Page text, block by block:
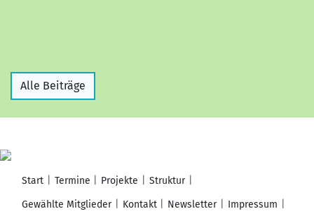
Alle Beiträge
Start Termine Projekte
Struktur
Gewählte Mitglieder
Kontakt Newsletter Impressum